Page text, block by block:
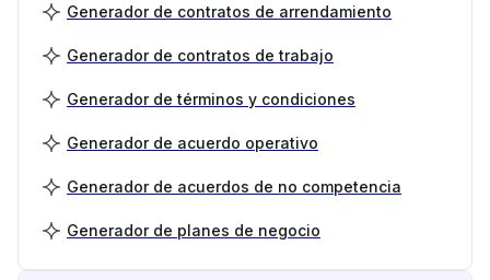
Generador de contratos de arrendamiento
Generador de contratos de trabajo
Generador de términos y condiciones
Generador de acuerdo operativo
Generador de acuerdos de no competencia
Generador de planes de negocio